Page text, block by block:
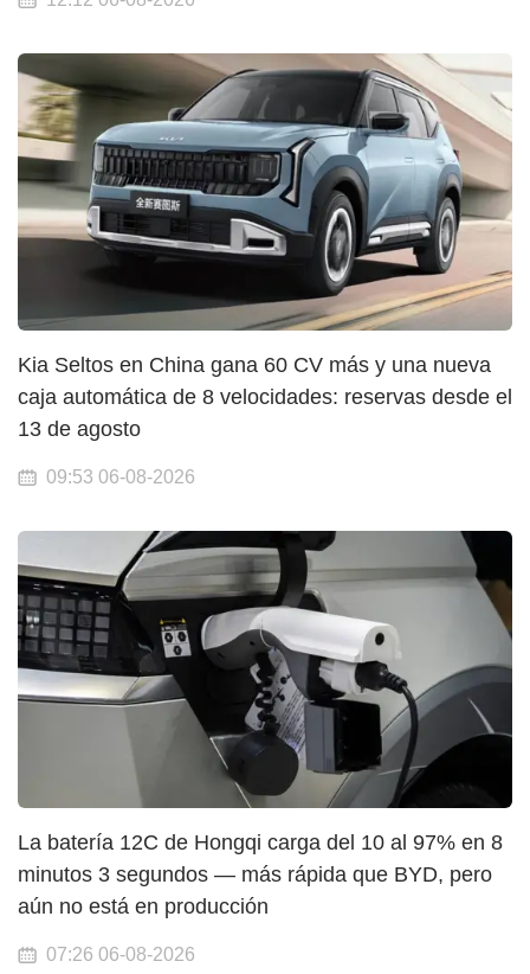
Kia Seltos en China gana 60 CV más y una nueva
caja automática de 8 velocidades: reservas desde el
13 de agosto
09:53 06-08-2026
La batería 12C de Hongqi carga del 10 al 97% en 8
minutos 3 segundos — más rápida que BYD, pero
aún no está en producción
07:26 06-08-2026